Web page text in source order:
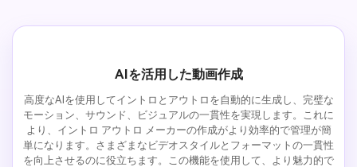
AIを活用した動画作成
高度なAIを使用してイントロとアウトロを自動的に生成し、完璧な
モーション、サウンド、ビジュアルの一貫性を実現します。これに
より、イントロ アウトロ メーカーの作成がより効率的で管理が簡
単になります。さまざまなビデオスタイルとフォーマットの一貫性
を向上させるのに役立ちます。この機能を使用して、より魅力的で